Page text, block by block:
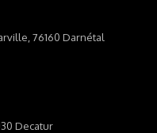
76160 Darnétal
Decatur